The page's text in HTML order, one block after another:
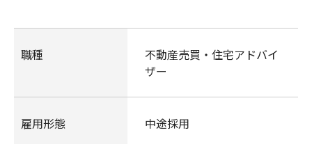
職種
不動産売買・住宅アドバイ
ザー
雇用形態 中途採用